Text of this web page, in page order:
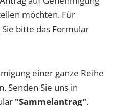
möchten. Für
bitte das Formular
einer ganze Reihe
Senden Sie uns in
"Sammelantrag".